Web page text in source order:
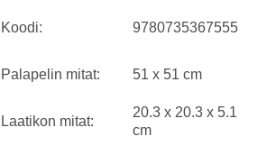
Koodi: 9780735367555
Palapelin mitat: 51 x 51 cm
Laatikon mitat:
20.3 x 20.3 x 5.1
cm